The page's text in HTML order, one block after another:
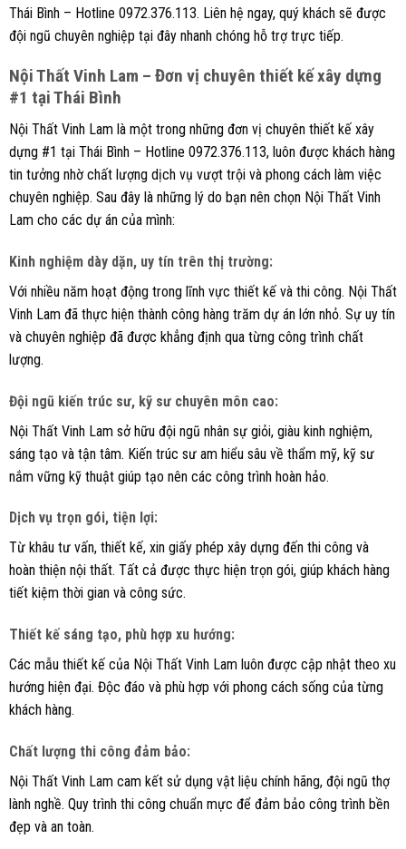
Thái Bình – Hotline 0972.376.113. Liên hệ ngay, quý khách sẽ được
đội ngũ chuyên nghiệp tại đây nhanh chóng hỗ trợ trực tiếp.
Nội Thất Vinh Lam – Đơn vị chuyên thiết kế xây dựng
#1 tại Thái Bình
Nội Thất Vinh Lam là một trong những đơn vị chuyên thiết kế xây
dựng #1 tại Thái Bình – Hotline 0972.376.113, luôn được khách hàng
tin tưởng nhờ chất lượng dịch vụ vượt trội và phong cách làm việc
chuyên nghiệp. Sau đây là những lý do bạn nên chọn Nội Thất Vinh
Lam cho các dự án của mình:
Kinh nghiệm dày dặn, uy tín trên thị trường:
Với nhiều năm hoạt động trong lĩnh vực thiết kế và thi công. Nội Thất
Vinh Lam đã thực hiện thành công hàng trăm dự án lớn nhỏ. Sự uy tín
và chuyên nghiệp đã được khẳng định qua từng công trình chất
lượng.
Đội ngũ kiến trúc sư, kỹ sư chuyên môn cao:
Nội Thất Vinh Lam sở hữu đội ngũ nhân sự giỏi, giàu kinh nghiệm,
sáng tạo và tận tâm. Kiến trúc sư am hiểu sâu về thẩm mỹ, kỹ sư
nắm vững kỹ thuật giúp tạo nên các công trình hoàn hảo.
Dịch vụ trọn gói, tiện lợi:
Từ khâu tư vấn, thiết kế, xin giấy phép xây dựng đến thi công và
hoàn thiện nội thất. Tất cả được thực hiện trọn gói, giúp khách hàng
tiết kiệm thời gian và công sức.
Thiết kế sáng tạo, phù hợp xu hướng:
Các mẫu thiết kế của Nội Thất Vinh Lam luôn được cập nhật theo xu
hướng hiện đại. Độc đáo và phù hợp với phong cách sống của từng
khách hàng.
Chất lượng thi công đảm bảo:
Nội Thất Vinh Lam cam kết sử dụng vật liệu chính hãng, đội ngũ thợ
lành nghề. Quy trình thi công chuẩn mực để đảm bảo công trình bền
đẹp và an toàn.